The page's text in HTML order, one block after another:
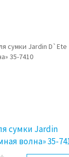
сумки Jardin
волна» 35-